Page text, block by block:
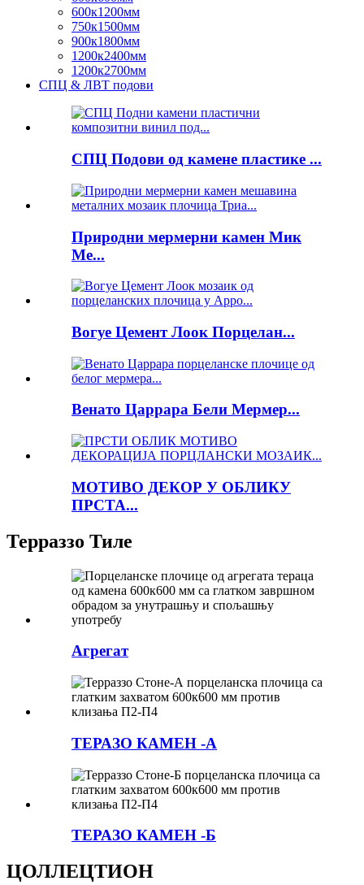
600к1200мм
750к1500мм
900к1800мм
1200к2400мм
1200к2700мм
СПЦ & ЛВТ подови
СПЦ Подови од камене пластике ...
Природни мермерни камен Мик
Ме...
Вогуе Цемент Лоок Порцелан...
Венато Царрара Бели Мермер...
МОТИВО ДЕКОР У ОБЛИКУ
ПРСТА...
Терраззо Тиле
Агрегат
ТЕРАЗО КАМЕН -А
ТЕРАЗО КАМЕН -Б
ЦОЛЛЕЦТИОН